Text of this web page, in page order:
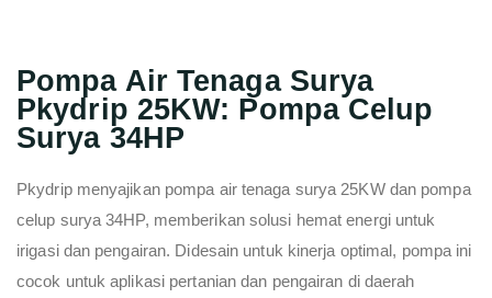
Pompa Air Tenaga Surya
Pkydrip 25KW: Pompa Celup
Surya 34HP
Pkydrip menyajikan pompa air tenaga surya 25KW dan pompa
celup surya 34HP, memberikan solusi hemat energi untuk
irigasi dan pengairan. Didesain untuk kinerja optimal, pompa ini
cocok untuk aplikasi pertanian dan pengairan di daerah